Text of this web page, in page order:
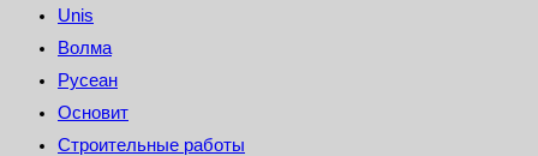
Unis
Волма
Русеан
Основит
Строительные работы